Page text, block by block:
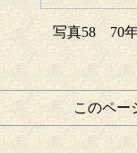
写真58 70
このペー